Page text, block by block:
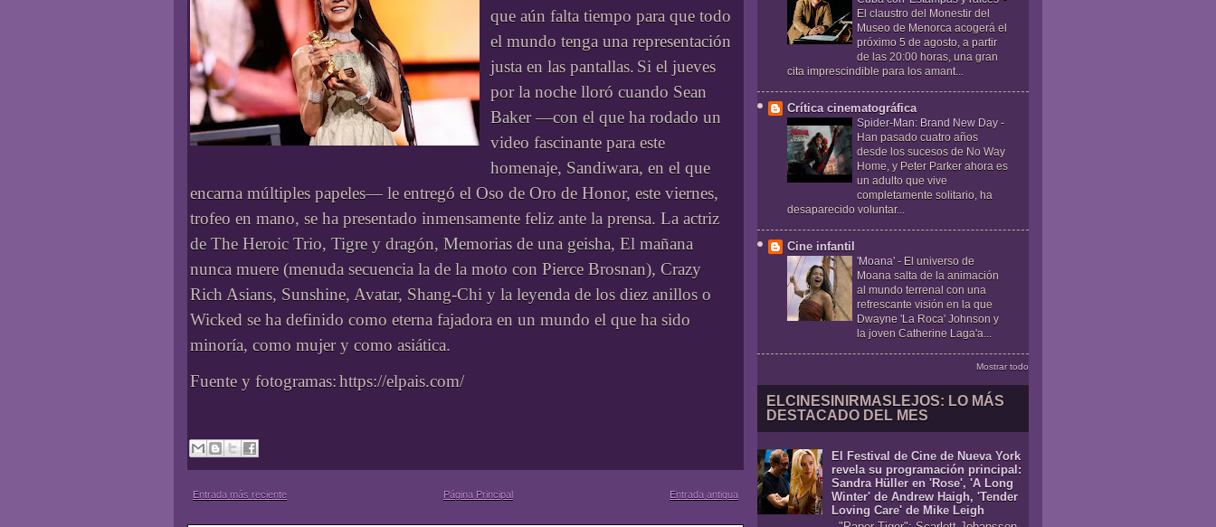
que aún falta tiempo para que todo
el mundo tenga una representación
justa en las pantallas. Si el jueves
por la noche lloró cuando Sean
Baker —con el que ha rodado un
video fascinante para este
homenaje, Sandiwara, en el que
encarna múltiples papeles— le entregó el Oso de Oro de Honor, este viernes,
trofeo en mano, se ha presentado inmensamente feliz ante la prensa. La actriz
de The Heroic Trio, Tigre y dragón, Memorias de una geisha, El mañana
nunca muere (menuda secuencia la de la moto con Pierce Brosnan), Crazy
Rich Asians, Sunshine, Avatar, Shang-Chi y la leyenda de los diez anillos o
Wicked se ha definido como eterna fajadora en un mundo el que ha sido
minoría, como mujer y como asiática.
Fuente y fotogramas:https://elpais.com/
Entrada más reciente Entrada antigua
Página Principal
El claustro del Monestir del
Museo de Menorca acogerá el
próximo 5 de agosto, a partir
de las 20:00 horas, una gran
cita imprescindible para los amant...
Crítica cinematográfica
Spider-Man: Brand New Day -
Han pasado cuatro años
desde los sucesos de No Way
Home, y Peter Parker ahora es
un adulto que vive
completamente solitario, ha
desaparecido voluntar...
Cine infantil
'Moana' - El universo de
Moana salta de la animación
al mundo terrenal con una
refrescante visión en la que
Dwayne 'La Roca' Johnson y
la joven Catherine Laga'a...
Mostrar todo
ELCINESINIRMASLEJOS: LO MÁS
DESTACADO DEL MES
El Festival de Cine de Nueva York
revela su programación principal:
Sandra Hüller en 'Rose', 'A Long
Winter' de Andrew Haigh, 'Tender
Loving Care' de Mike Leigh